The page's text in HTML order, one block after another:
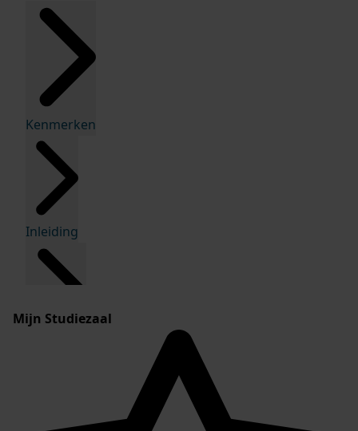
Kenmerken
Inleiding
Mijn Studiezaal